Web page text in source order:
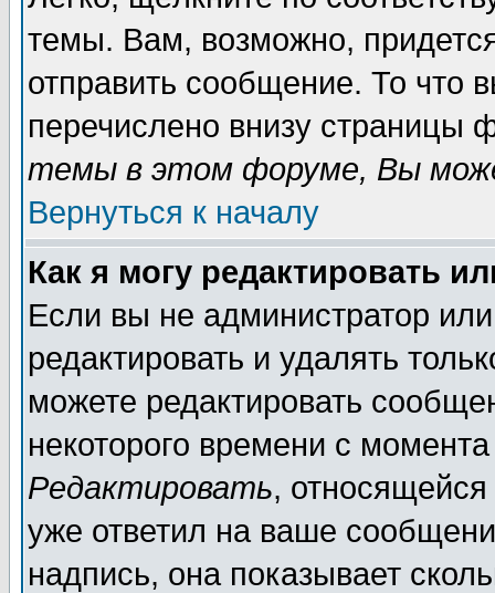
темы. Вам, возможно,
отправить сообщение. То что
перечислено внизу страницы
темы в этом форуме, Вы
Вернуться к началу
Как я могу редактировать
Если вы не администратор
редактировать и удалять
можете редактировать
некоторого времени с
Редактировать,
уже ответил на ваше
надпись, она показывает